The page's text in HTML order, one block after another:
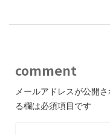
comment
メールアドレスが公開
る欄は必須項目です